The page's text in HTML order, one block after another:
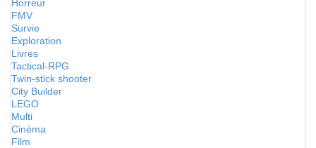
Horreur
FMV
Survie
Exploration
Livres
Tactical-RPG
Twin-stick shooter
City Builder
LEGO
Multi
Cinéma
Film